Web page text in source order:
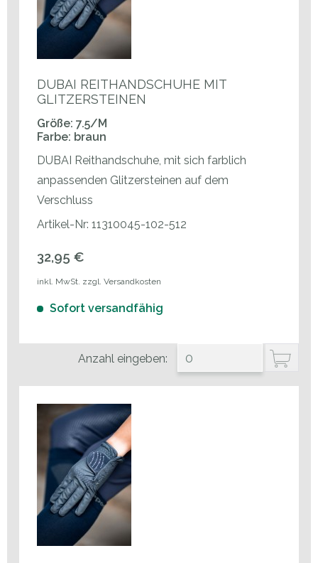
DUBAI REITHANDSCHUHE MIT
GLITZERSTEINEN
Größe: 7.5/M
Farbe: braun
DUBAI Reithandschuhe, mit sich farblich
anpassenden Glitzersteinen auf dem
Verschluss
Artikel-Nr: 11310045-102-512
32,95 €
inkl. MwSt. zzgl. Versandkosten
Sofort versandfähig
Anzahl eingeben: